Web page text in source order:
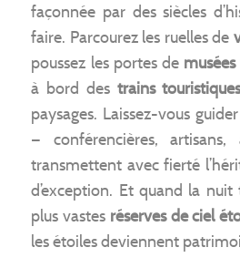
façonnée par des siècles
faire. Parcourez les ruelles de
poussez les portes de
à bord destrains
paysages. Laissez-vous
— conférencières,
transmettent avec fierté
d’exception. Et quand la nuit
plus vastes réserves de ciel
les étoiles deviennent